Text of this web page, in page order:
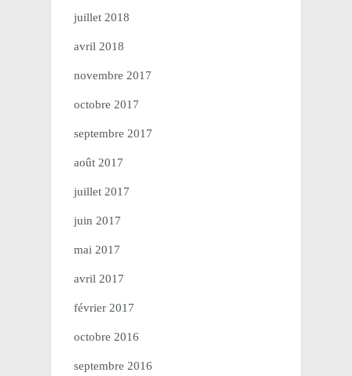
juillet 2018
avril 2018
novembre 2017
octobre 2017
septembre 2017
août 2017
juillet 2017
juin 2017
mai 2017
avril 2017
février 2017
octobre 2016
septembre 2016